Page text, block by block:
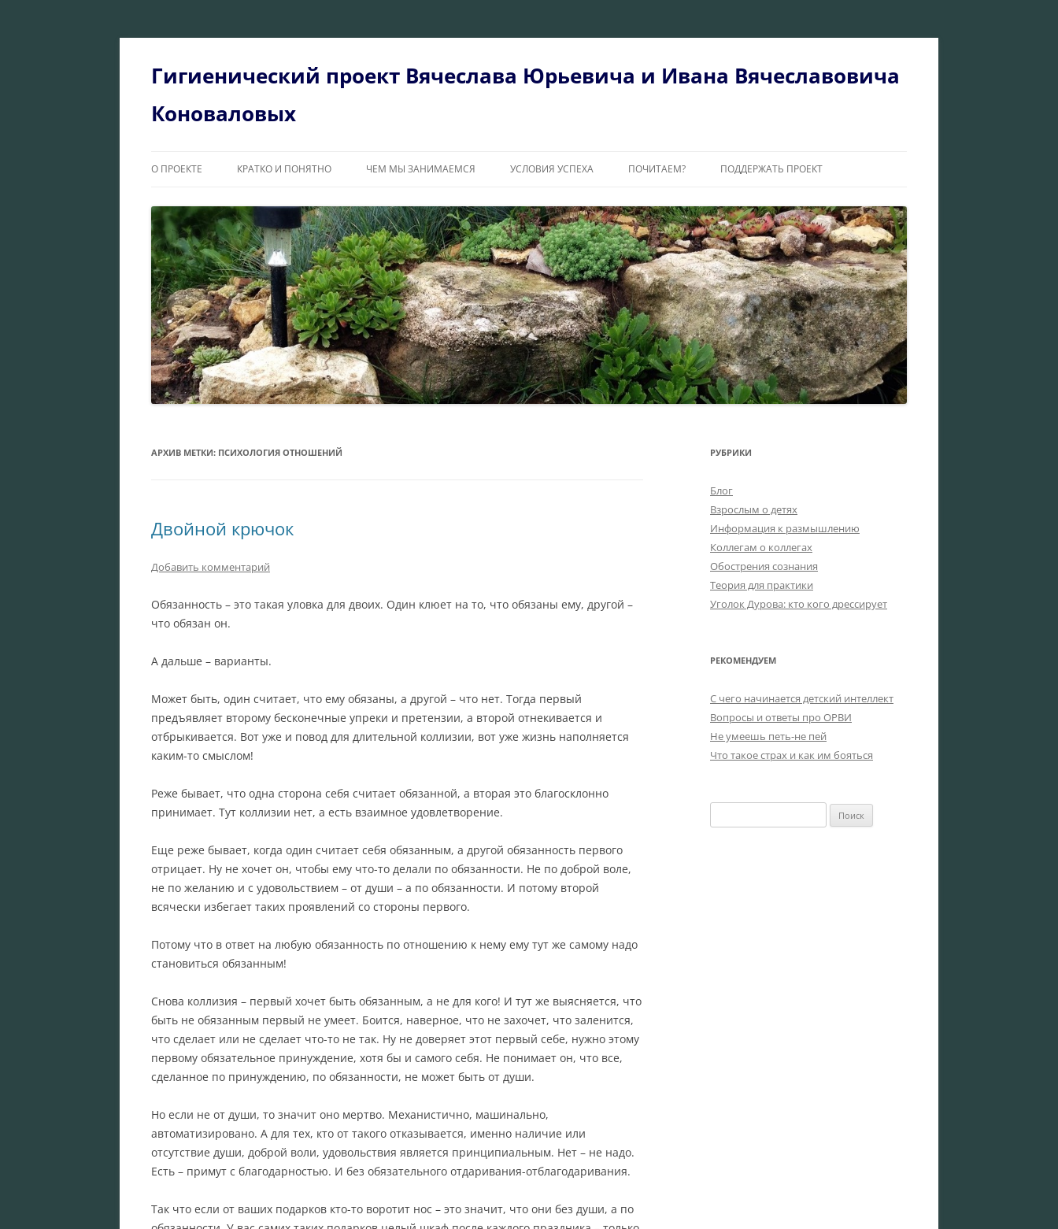
Перейти
Гигиенический проект Вячеслава Юрьевича и Ивана Вячеславовича
Коноваловых
О ПРОЕКТЕ КРАТКО И ПОНЯТНО ЧЕМ МЫ ЗАНИМАЕМСЯ УСЛОВИЯ УСПЕХА ПОЧИТАЕМ? ПОДДЕРЖАТЬ ПРОЕКТ
АРХИВ МЕТКИ: ПСИХОЛОГИЯ ОТНОШЕНИЙ
Двойной крючок
Добавить комментарий
Обязанность – это такая уловка для двоих. Один клюет на то, что обязаны ему, другой –
что обязан он.
А дальше – варианты.
Может быть, один считает, что ему обязаны, а другой – что нет. Тогда первый
предъявляет второму бесконечные упреки и претензии, а второй отнекивается и
отбрыкивается. Вот уже и повод для длительной коллизии, вот уже жизнь наполняется
каким-то смыслом!
Реже бывает, что одна сторона себя считает обязанной, а вторая это благосклонно
принимает. Тут коллизии нет, а есть взаимное удовлетворение.
Еще реже бывает, когда один считает себя обязанным, а другой обязанность первого
отрицает. Ну не хочет он, чтобы ему что-то делали по обязанности. Не по доброй воле,
не по желанию и с удовольствием – от души – а по обязанности. И потому второй
всячески избегает таких проявлений со стороны первого.
Потому что в ответ на любую обязанность по отношению к нему ему тут же самому надо
становиться обязанным!
Снова коллизия – первый хочет быть обязанным, а не для кого! И тут же выясняется, что
быть не обязанным первый не умеет. Боится, наверное, что не захочет, что заленится,
что сделает или не сделает что-то не так. Ну не доверяет этот первый себе, нужно этому
первому обязательное принуждение, хотя бы и самого себя. Не понимает он, что все,
сделанное по принуждению, по обязанности, не может быть от души.
Но если не от души, то значит оно мертво. Механистично, машинально,
автоматизировано. А для тех, кто от такого отказывается, именно наличие или
отсутствие души, доброй воли, удовольствия является принципиальным. Нет – не надо.
Есть – примут с благодарностью. И без обязательного отдаривания-отблагодаривания.
Так что если от ваших подарков кто-то воротит нос – это значит, что они без души, а по
РУБРИКИ
Блог
Взрослым о детях
Информация к размышлению
Коллегам о коллегах
Обострения сознания
Теория для практики
Уголок Дурова: кто кого дрессирует
РЕКОМЕНДУЕМ
C чего начинается детский интеллект
Вопросы и ответы про ОРВИ
Не умеешь петь-не пей
Что такое страх и как им бояться